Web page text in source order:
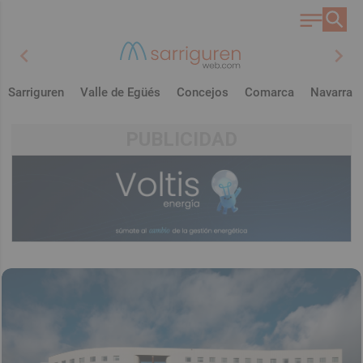
chevron_left chevron_right
Sarriguren Valle de Egüés Concejos Comarca Navarra